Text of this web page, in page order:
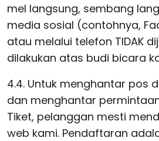
mel langsung, sembang
media sosial (contohnya,
atau melalui telefon TIDAK
dilakukan atas budi bicara
4.4. Untuk menghantar pos
dan menghantar
Tiket, pelanggan mesti
web kami. Pendaftaran